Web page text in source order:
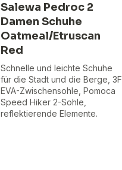
Salewa Pedroc 2
Damen Schuhe
Oatmeal/Etruscan
Red
Schnelle und leichte Schuhe
für die Stadt und die Berge, 3F,
EVA-Zwischensohle, Pomoca
Speed Hiker 2-Sohle,
reflektierende Elemente.